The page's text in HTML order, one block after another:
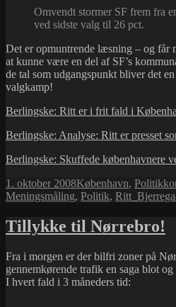
Omvendt stormer SF frem fra
ved sidste valg til 26 pct.
Det er opmuntrende læsning – og får
at kunne være en del af SF’s
de tal som udgangspunkt bliver det
valgkamp!
Berlingske: Ritt er i frit fald i
Berlingske: Analyse: Ritt er presset
Berlingske: Skuffede københavnere
Udgivet
i
1. oktober 2008Kategorier
København, Politik
Meningsmåling, Politik,
Tillykke til Nørrebro!
Fra i morgen er der bilfri zoner på
gennemkørende trafik en saga blot
I hvert fald i 3 måneders tid: